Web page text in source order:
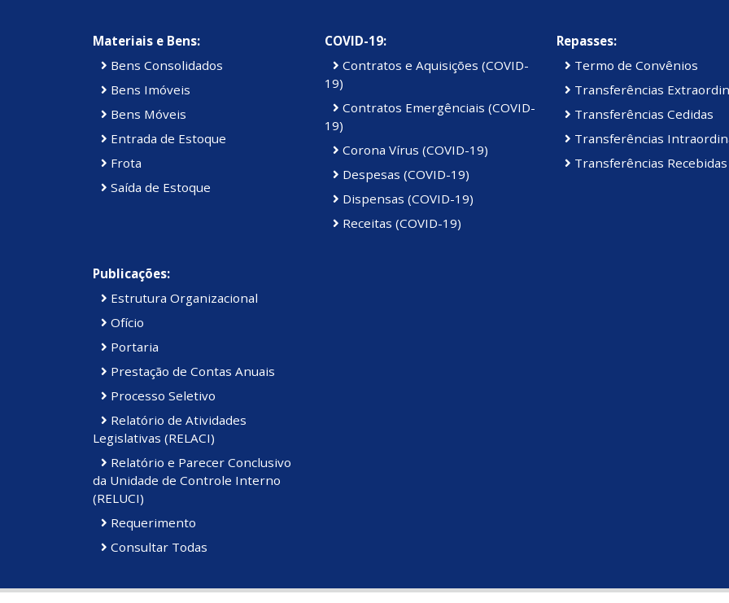
Materiais e Bens:
Bens Consolidados
Bens Imóveis
Bens Móveis
Entrada de Estoque
Frota
Saída de Estoque
COVID-19:
Contratos e Aquisições (COVID-
19)
Contratos Emergênciais (COVID-
19)
Corona Vírus (COVID-19)
Despesas (COVID-19)
Dispensas (COVID-19)
Receitas (COVID-19)
Repasses:
Termo de Convênios
Transferências
Transferências Cedidas
Transferências
Transferências Recebidas
Publicações:
Estrutura Organizacional
Ofício
Portaria
Prestação de Contas Anuais
Processo Seletivo
Relatório de Atividades
Legislativas (RELACI)
Relatório e Parecer Conclusivo
da Unidade de Controle Interno
(RELUCI)
Requerimento
Consultar Todas